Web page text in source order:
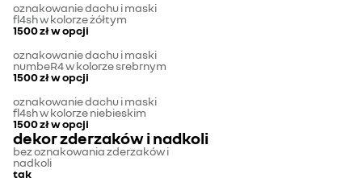
oznakowanie dachu i maski
fl4sh w kolorze żółtym
1500 złw opcji
oznakowanie dachu i maski
numbeR4 w kolorze srebrnym
1500 złw opcji
oznakowanie dachu i maski
fl4sh w kolorze niebieskim
1500 złw opcji
dekor zderzaków i nadkoli
bez oznakowania zderzaków i
nadkoli
tak